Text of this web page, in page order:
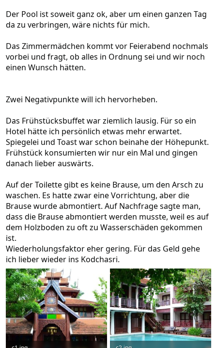
Der Pool ist soweit ganz ok, aber um einen ganzen Tag
da zu verbringen, wäre nichts für mich.
Das Zimmermädchen kommt vor Feierabend nochmals
vorbei und fragt, ob alles in Ordnung sei und wir noch
einen Wunsch hätten.
Zwei Negativpunkte will ich hervorheben.
Das Frühstücksbuffet war ziemlich lausig. Für so ein
Hotel hätte ich persönlich etwas mehr erwartet.
Spiegelei und Toast war schon beinahe der Höhepunkt.
Frühstück konsumierten wir nur ein Mal und gingen
danach lieber auswärts.
Auf der Toilette gibt es keine Brause, um den Arsch zu
waschen. Es hatte zwar eine Vorrichtung, aber die
Brause wurde abmontiert. Auf Nachfrage sagte man,
dass die Brause abmontiert werden musste, weil es auf
dem Holzboden zu oft zu Wasserschäden gekommen
ist.
Wiederholungsfaktor eher gering. Für das Geld gehe
ich lieber wieder ins Kodchasri.